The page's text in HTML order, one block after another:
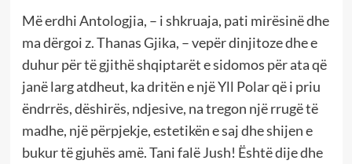
Më erdhi Antologjia, – i shkruaja, pati mirësinë dhe
ma dërgoi z. Thanas Gjika, – vepër dinjitoze dhe e
duhur për të gjithë shqiptarët e sidomos për ata që
janë larg atdheut, ka dritën e një Yll Polar që i priu
ëndrrës, dëshirës, ndjesive, na tregon një rrugë të
madhe, një përpjekje, estetikën e saj dhe shijen e
bukur të gjuhës amë. Tani falë Jush! Është dije dhe